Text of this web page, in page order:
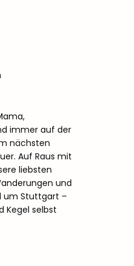
immer auf der
nächsten
Auf Raus mit
liebsten
und
um Stuttgart –
Kegel selbst